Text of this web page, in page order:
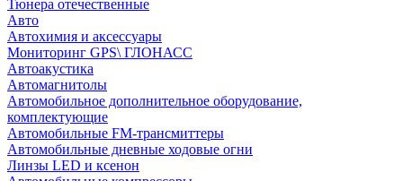
Тюнера отечественные
Авто
Автохимия и аксессуары
Мониторинг GPS\ ГЛОНАСС
Автоакустика
Автомагнитолы
Автомобильное дополнительное оборудование,
комплектующие
Автомобильные FM-трансмиттеры
Автомобильные дневные ходовые огни
Линзы LED и ксенон